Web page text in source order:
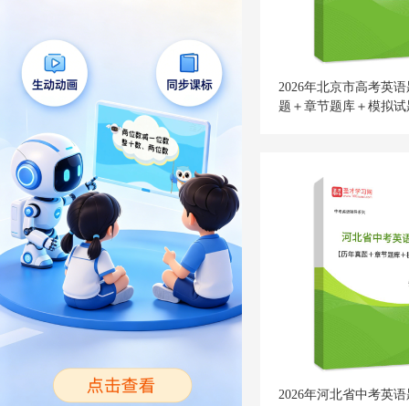
2026年北京市高考英
题＋章节题库＋模拟试
2026年河北省中考英